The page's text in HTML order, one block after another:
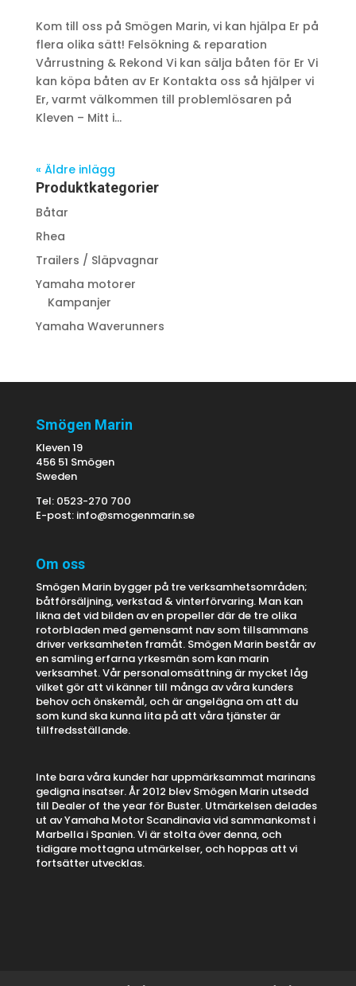
Kom till oss på Smögen Marin, vi kan hjälpa Er på
flera olika sätt! Felsökning & reparation
Vårrustning & Rekond Vi kan sälja båten för Er Vi
kan köpa båten av Er Kontakta oss så hjälper vi
Er, varmt välkommen till problemlösaren på
Kleven – Mitt i...
« Äldre inlägg
Produktkategorier
Båtar
Rhea
Trailers / Släpvagnar
Yamaha motorer
Kampanjer
Yamaha Waverunners
Smögen Marin
Kleven 19
456 51 Smögen
Sweden
Tel: 0523-270 700
E-post: info@smogenmarin.se
Om oss
Smögen Marin bygger på tre verksamhetsområden;
båtförsäljning, verkstad & vinterförvaring. Man kan
likna det vid bilden av en propeller där de tre olika
rotorbladen med gemensamt nav som tillsammans
driver verksamheten framåt. Smögen Marin består av
en samling erfarna yrkesmän som kan marin
verksamhet. Vår personalomsättning är mycket låg
vilket gör att vi känner till många av våra kunders
behov och önskemål, och är angelägna om att du
som kund ska kunna lita på att våra tjänster är
tillfredsställande.
Inte bara våra kunder har uppmärksammat marinans
gedigna insatser. År 2012 blev Smögen Marin utsedd
till Dealer of the year för Buster. Utmärkelsen delades
ut av Yamaha Motor Scandinavia vid sammankomst i
Marbella i Spanien. Vi är stolta över denna, och
tidigare mottagna utmärkelser, och hoppas att vi
fortsätter utvecklas.